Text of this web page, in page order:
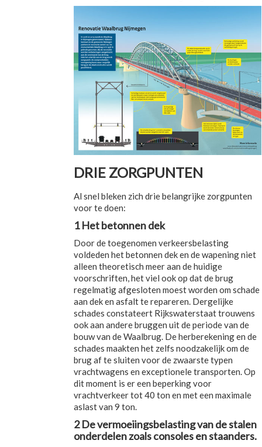
DRIE ZORGPUNTEN
Al snel bleken zich drie belangrijke zorgpunten
voor te doen:
1 Het betonnen dek
Door de toegenomen verkeersbelasting
voldeden het betonnen dek en de wapening niet
alleen theoretisch meer aan de huidige
voorschriften, het viel ook op dat de brug
regelmatig afgesloten moest worden om schade
aan dek en asfalt te repareren. Dergelijke
schades constateert Rijkswaterstaat trouwens
ook aan andere bruggen uit de periode van de
bouw van de Waalbrug. De herberekening en de
schades maakten het zelfs noodzakelijk om de
brug af te sluiten voor de zwaarste typen
vrachtwagens en exceptionele transporten. Op
dit moment is er een beperking voor
vrachtverkeer tot 40 ton en met een maximale
aslast van 9 ton.
2 De vermoeiingsbelasting van de stalen
onderdelen zoals consoles en staanders.